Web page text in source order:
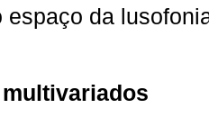
espaço da